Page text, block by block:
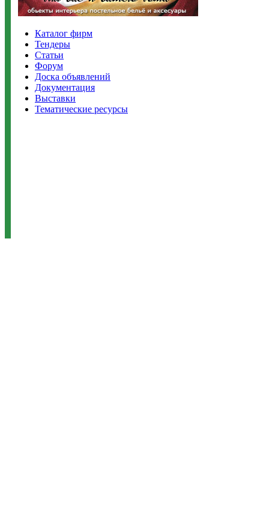
Каталог фирм
Тендеры
Статьи
Форум
Доска объявлений
Документация
Выставки
Тематические ресурсы